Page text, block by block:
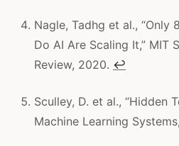
Nagle, Tadhg et al., “Only
Do AI Are Scaling It,” MIT
Review, 2020. ↩
Sculley, D. et al., “Hidden
Machine Learning